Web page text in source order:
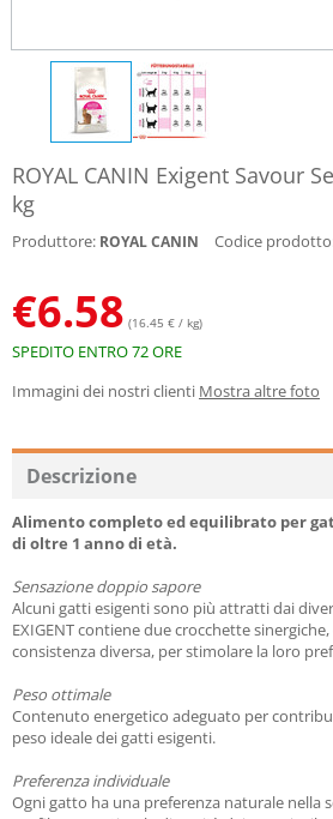
ROYAL CANIN Exigent Savour
kg
Produttore: ROYAL CANIN Codice
€6.58 (16.45 € / kg)
SPEDITO ENTRO 72 ORE
Immagini dei nostri clienti Mostra altre foto
Descrizione
Alimento completo ed equilibrato per
di oltre 1 anno di età.
Sensazione doppio sapore
Alcuni gatti esigenti sono più attratti dai
EXIGENT contiene due crocchette
consistenza diversa, per stimolare la loro
Peso ottimale
Contenuto energetico adeguato per
peso ideale dei gatti esigenti.
Preferenza individuale
Ogni gatto ha una preferenza naturale nella